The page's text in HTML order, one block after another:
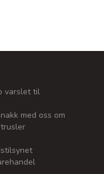
varslet til
med oss om